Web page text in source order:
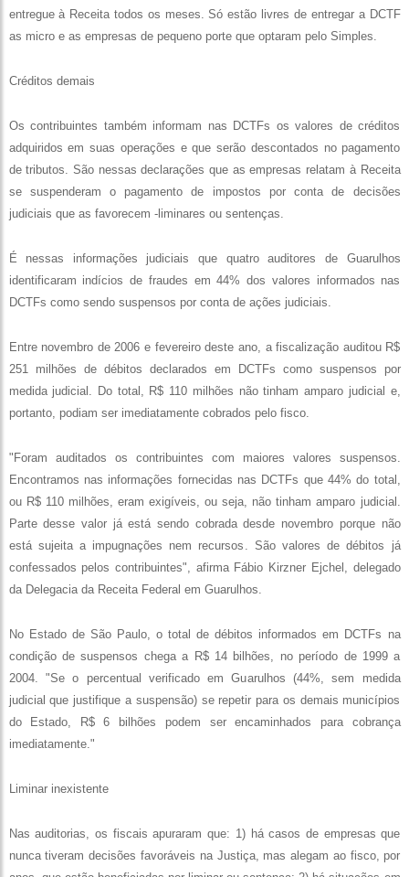
entregue à Receita todos os meses. Só estão livres de entregar a DCTF
as micro e as empresas de pequeno porte que optaram pelo Simples.
Créditos demais
Os contribuintes também informam nas DCTFs os valores de créditos
adquiridos em suas operações e que serão descontados no pagamento
de tributos. São nessas declarações que as empresas relatam à Receita
se suspenderam o pagamento de impostos por conta de decisões
judiciais que as favorecem -liminares ou sentenças.
É nessas informações judiciais que quatro auditores de Guarulhos
identificaram indícios de fraudes em 44% dos valores informados nas
DCTFs como sendo suspensos por conta de ações judiciais.
Entre novembro de 2006 e fevereiro deste ano, a fiscalização auditou R$
251 milhões de débitos declarados em DCTFs como suspensos por
medida judicial. Do total, R$ 110 milhões não tinham amparo judicial e,
portanto, podiam ser imediatamente cobrados pelo fisco.
"Foram auditados os contribuintes com maiores valores suspensos.
Encontramos nas informações fornecidas nas DCTFs que 44% do total,
ou R$ 110 milhões, eram exigíveis, ou seja, não tinham amparo judicial.
Parte desse valor já está sendo cobrada desde novembro porque não
está sujeita a impugnações nem recursos. São valores de débitos já
confessados pelos contribuintes", afirma Fábio Kirzner Ejchel, delegado
da Delegacia da Receita Federal em Guarulhos.
No Estado de São Paulo, o total de débitos informados em DCTFs na
condição de suspensos chega a R$ 14 bilhões, no período de 1999 a
2004. "Se o percentual verificado em Guarulhos (44%, sem medida
judicial que justifique a suspensão) se repetir para os demais municípios
do Estado, R$ 6 bilhões podem ser encaminhados para cobrança
imediatamente."
Liminar inexistente
Nas auditorias, os fiscais apuraram que: 1) há casos de empresas que
nunca tiveram decisões favoráveis na Justiça, mas alegam ao fisco, por